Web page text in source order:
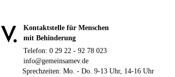
Kontaktstelle für Menschen
mit Behinderung
Telefon: 0 29 22 - 92 78 023
info@gemeinsamev.de
Sprechzeiten: Mo. - Do. 9-13 Uhr, 14-16 Uhr